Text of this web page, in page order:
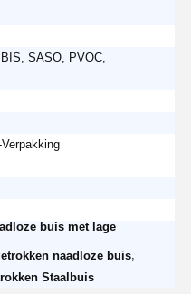
SASO, PVOC,
buis met lage
naadloze buis
Staalbuis